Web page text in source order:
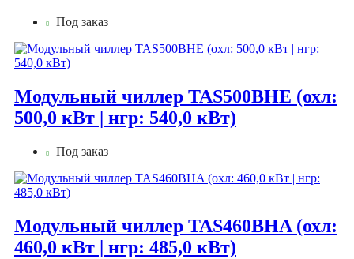
Под заказ
Модульный чиллер TAS500BHE (охл:
500,0 кВт | нгр: 540,0 кВт)
Под заказ
Модульный чиллер TAS460BHA (охл:
460,0 кВт | нгр: 485,0 кВт)